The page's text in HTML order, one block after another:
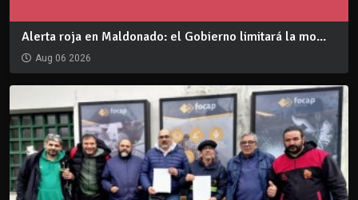
Alerta roja en Maldonado: el Gobierno limitará la mo...
Aug 06 2026